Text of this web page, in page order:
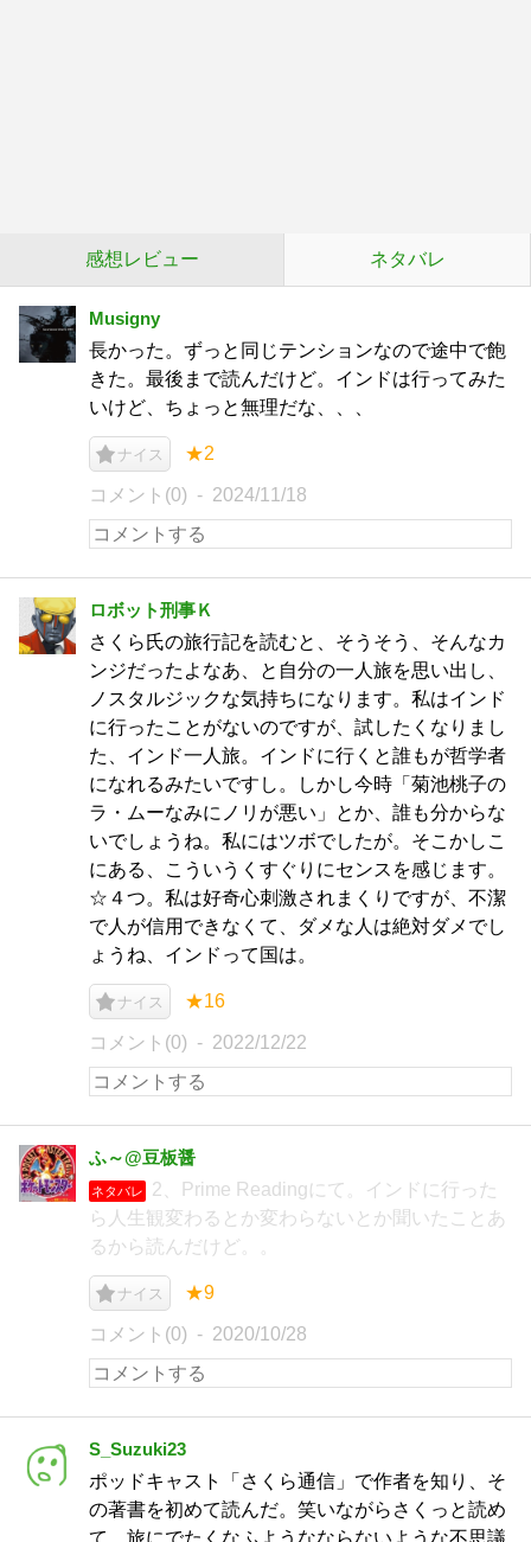
感想レビュー ネタバレ
Musigny
長かった。ずっと同じテンションなので途中で飽
きた。最後まで読んだけど。インドは行ってみた
いけど、ちょっと無理だな、、、
ナイス ★2
コメント(0) 2024/11/18
ロボット刑事Ｋ
さくら氏の旅行記を読むと、そうそう、そんなカ
ンジだったよなあ、と自分の一人旅を思い出し、
ノスタルジックな気持ちになります。私はインド
に行ったことがないのですが、試したくなりまし
た、インド一人旅。インドに行くと誰もが哲学者
になれるみたいですし。しかし今時「菊池桃子の
ラ・ムーなみにノリが悪い」とか、誰も分からな
いでしょうね。私にはツボでしたが。そこかしこ
にある、こういうくすぐりにセンスを感じます。
☆４つ。私は好奇心刺激されまくりですが、不潔
で人が信用できなくて、ダメな人は絶対ダメでし
ょうね、インドって国は。
ナイス ★16
コメント(0) 2022/12/22
ふ～@豆板醤
ネタバレ
2、Prime Readingにて。インドに行った
ら人生観変わるとか変わらないとか聞いたことあ
るから読んだけど。。
ナイス ★9
コメント(0) 2020/10/28
S_Suzuki23
ポッドキャスト「さくら通信」で作者を知り、そ
の著書を初めて読んだ。笑いながらさくっと読め
て、旅にでたくなふようなならないような不思議